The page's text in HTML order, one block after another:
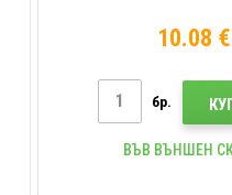
10.08 €
бр.
ВЪВ ВЪНШЕН